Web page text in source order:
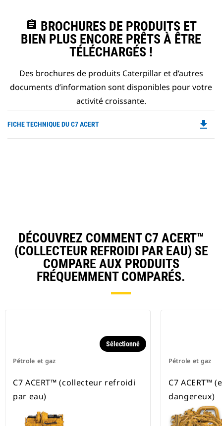
assignment BROCHURES DE PRODUITS ET
BIEN PLUS ENCORE PRÊTS À ÊTRE
TÉLÉCHARGÉS !
Des brochures de produits Caterpillar et d’autres
documents d’information sont disponibles pour votre
activité croissante.
FICHE TECHNIQUE DU C7 ACERT file_download
DÉCOUVREZ COMMENT C7 ACERT™
(COLLECTEUR REFROIDI PAR EAU) SE
COMPARE AUX PRODUITS
FRÉQUEMMENT COMPARÉS.
Pétrole et gaz
Sélectionné
C7 ACERT™ (collecteur refroidi
par eau)
Pétrole et gaz
C7 ACERT™
dangereux)